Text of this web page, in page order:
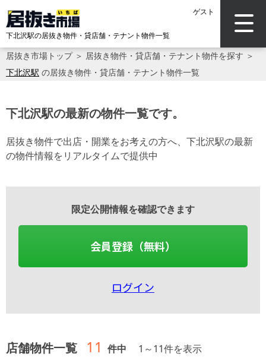
ゲスト
下北沢駅の居抜き物件・貸店舗・テナント物件一覧
居抜き市場トップ＞ 居抜き物件・貸店舗・テナント物件を探す ＞
下北沢駅 の居抜き物件・貸店舗・テナント物件一覧
下北沢駅の最新の物件一覧です。
居抜き物件で出店・開業をお考えの方へ、下北沢駅の最新
の物件情報をリアルタイムで提供中
限定公開情報を確認できます
会員登録（無料）
ログイン
店舗物件一覧 11 件中 1 ～11件を表示